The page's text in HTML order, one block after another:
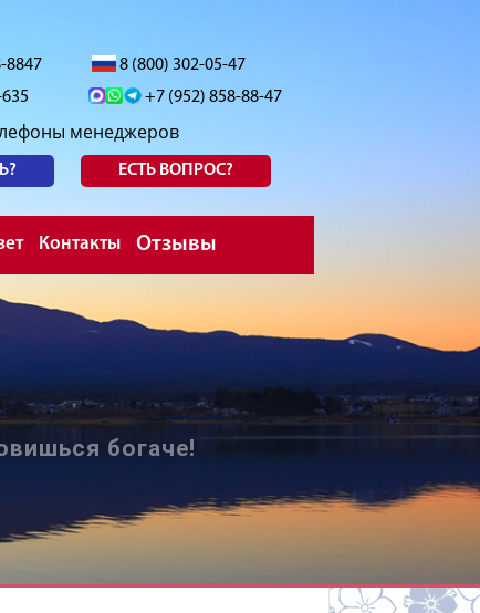
8847
8 (800) 302-05-47
+7 (952) 858-88-47
менеджеров
ЕСТЬ ВОПРОС?
Контакты Отзывы
богаче!